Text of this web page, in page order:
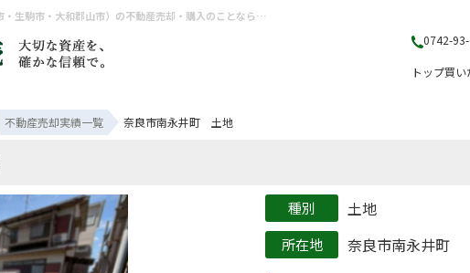
奈良市南永井町 土地の売却実績|奈良市南永井町の土地 | 奈良県（奈良市・生駒市・大和郡山市）の不動産売却・購入のことなら株式会社丸山不動産販売
0742-
トップ買い
不動産売却実績一覧 奈良市南永井町 土地
土地
奈良市南永井町